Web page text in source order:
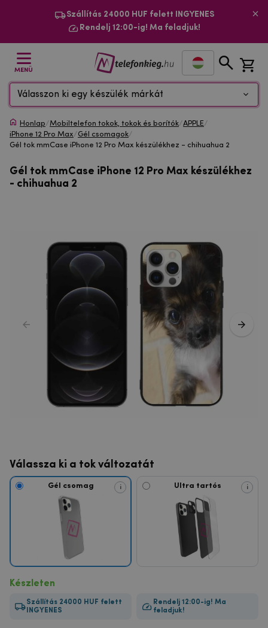
Szállítás 24000 HUF felett INGYENES
Rendelj 12:00-ig! Ma feladjuk!
MENÜ
Válasszon ki egy készülék márkát
Honlap/Mobiltelefon tokok, tokok és borítók/APPLE/
iPhone 12 Pro Max/Gél csomagok/
Gél tok mmCase iPhone 12 Pro Max készülékhez - chihuahua 2
Gél tok mmCase iPhone 12 Pro Max készülékhez
- chihuahua 2
Válassza ki a tok változatát
Gél csomag i Ultra tartós i
Készleten
Szállítás 24000 HUF felett
INGYENES
Rendelj 12:00-ig! Ma
feladjuk!